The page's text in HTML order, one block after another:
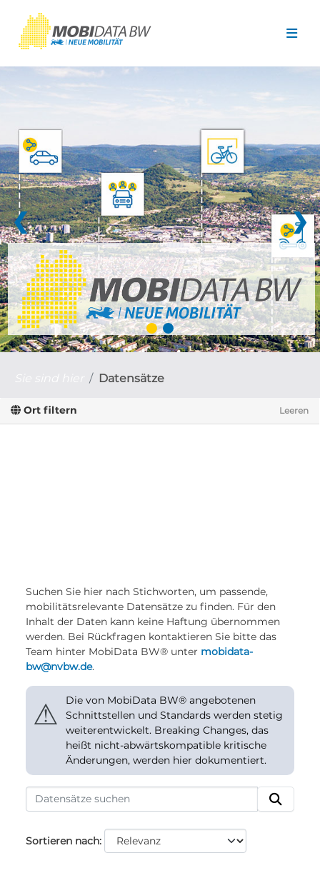
❮ ❯
Datensätze
Ort filtern Leeren
Suchen Sie hier nach Stichworten, um passende,
mobilitätsrelevante Datensätze zu finden. Für den
Inhalt der Daten kann keine Haftung übernommen
werden. Bei Rückfragen kontaktieren Sie bitte das
Team hinter MobiData BW® unter mobidata-
bw@nvbw.de.
⚠
Die von MobiData BW® angebotenen
Schnittstellen und Standards werden stetig
weiterentwickelt. Breaking Changes, das
heißt nicht-abwärtskompatible kritische
Änderungen, werden hier dokumentiert.
Sortieren nach